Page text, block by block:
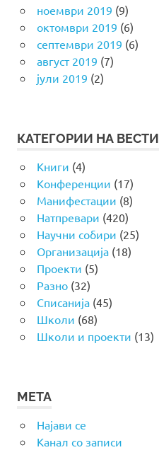
ноември 2019 (9)
октомври 2019 (6)
септември 2019 (6)
август 2019 (7)
јули 2019 (2)
КАТЕГОРИИ НА ВЕСТИ
Книги (4)
Конференции (17)
Манифестации (8)
Натпревари (420)
Научни собири (25)
Организација(18)
Проекти (5)
Разно(32)
Списанија(45)
Школи (68)
Школи и проекти (13)
МЕТА
Најави се
Канал со записи